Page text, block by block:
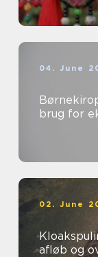
04. June
brug for
02. June
afløb og